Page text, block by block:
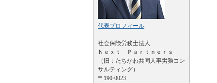
代表プロフィール
社会保険労務士法人
Ｎｅｘｔ Ｐａｒｔｎｅｒｓ
（旧：たちかわ共同人事労務コン
サルティング）
〒190-0023